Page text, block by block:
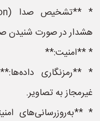
هشدار در صورت شنیدن
* **امنیت:**
* **رمزنگاری
غیرمجاز به تصاویر.
* **به‌روزرسانی‌های